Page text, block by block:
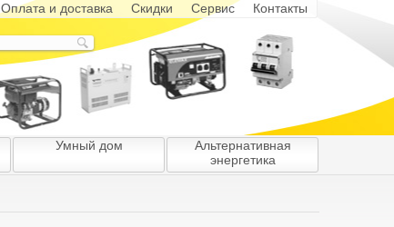
Умный дом
Альтернативная
энергетика
Оплата и доставка Скидки Сервис Контакты